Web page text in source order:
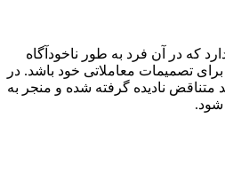
که در آن فرد به طور ناخودآگاه
برای تصمیمات معاملاتی خود باشد. در
نادیده گرفته شده و منجر به
شود.